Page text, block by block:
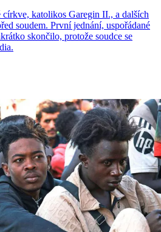
církve, katolikos Garegin II., a dalších
soudem. První jednání, uspořádané
skončilo, protože soudce se